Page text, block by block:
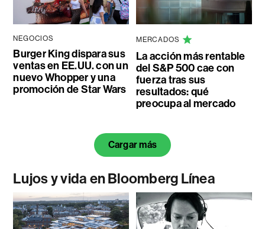
NEGOCIOS
Burger King dispara sus
ventas en EE.UU. con un
nuevo Whopper y una
promoción de Star Wars
MERCADOS
La acción más rentable
del S&P 500 cae con
fuerza tras sus
resultados: qué
preocupa al mercado
Cargar más
Lujos y vida en Bloomberg Línea